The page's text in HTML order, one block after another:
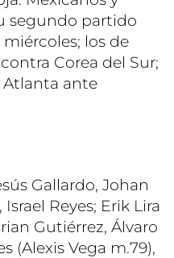
segundo partido
los de
Corea del Sur;
Atlanta ante
Gallardo, Johan
Reyes; Erik Lira
Gutiérrez, Álvaro
(Alexis Vega m.79),